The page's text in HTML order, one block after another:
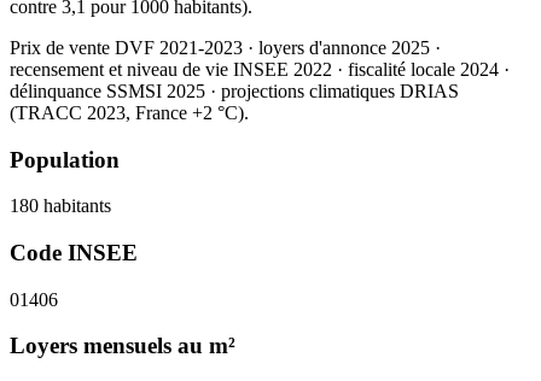
contre 3,1 pour 1000 habitants).
Prix de vente DVF 2021-2023 · loyers d'annonce 2025 ·
recensement et niveau de vie INSEE 2022 · fiscalité locale 2024 ·
délinquance SSMSI 2025 · projections climatiques DRIAS
(TRACC 2023, France +2 °C).
Population
180 habitants
Code INSEE
01406
Loyers mensuels au m²